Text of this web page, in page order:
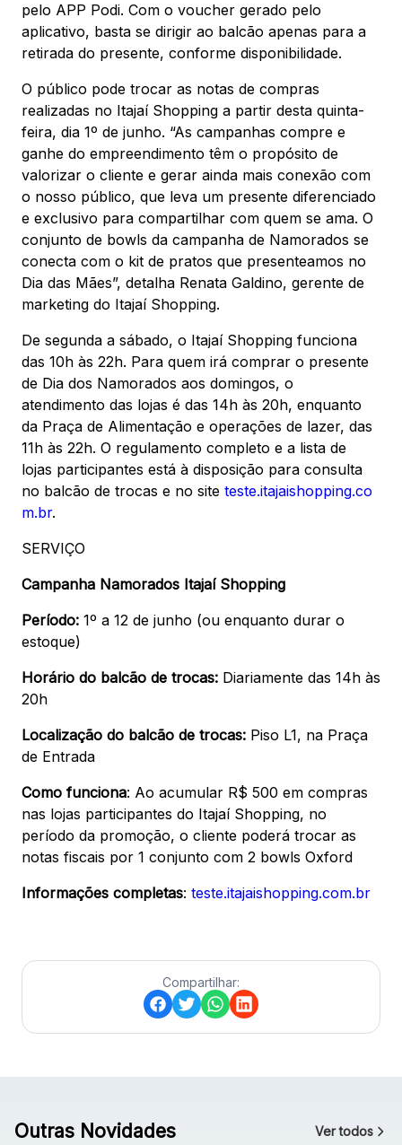
pelo APP Podi. Com o voucher gerado pelo
aplicativo, basta se dirigir ao balcão apenas para a
retirada do presente, conforme disponibilidade.
O público pode trocar as notas de compras
realizadas no Itajaí Shopping a partir desta quinta-
feira, dia 1º de junho. “As campanhas compre e
ganhe do empreendimento têm o propósito de
valorizar o cliente e gerar ainda mais conexão com
o nosso público, que leva um presente diferenciado
e exclusivo para compartilhar com quem se ama. O
conjunto de bowls da campanha de Namorados se
conecta com o kit de pratos que presenteamos no
Dia das Mães”, detalha Renata Galdino, gerente de
marketing do Itajaí Shopping.
De segunda a sábado, o Itajaí Shopping funciona
das 10h às 22h. Para quem irá comprar o presente
de Dia dos Namorados aos domingos, o
atendimento das lojas é das 14h às 20h, enquanto
da Praça de Alimentação e operações de lazer, das
11h às 22h. O regulamento completo e a lista de
lojas participantes está à disposição para consulta
no balcão de trocas e no site teste.itajaishopping.co
m.br.
SERVIÇO
Campanha Namorados Itajaí Shopping
Período: 1º a 12 de junho (ou enquanto durar o
estoque)
Horário do balcão de trocas: Diariamente das 14h às
20h
Localização do balcão de trocas: Piso L1, na Praça
de Entrada
Como funciona: Ao acumular R$ 500 em compras
nas lojas participantes do Itajaí Shopping, no
período da promoção, o cliente poderá trocar as
notas fiscais por 1 conjunto com 2 bowls Oxford
Informações completas: teste.itajaishopping.com.br
Compartilhar:
Outras Novidades Ver todos